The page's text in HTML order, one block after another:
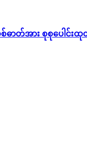
စုစုပေါင်းထုတ်လုပ်ခဲ့မှု